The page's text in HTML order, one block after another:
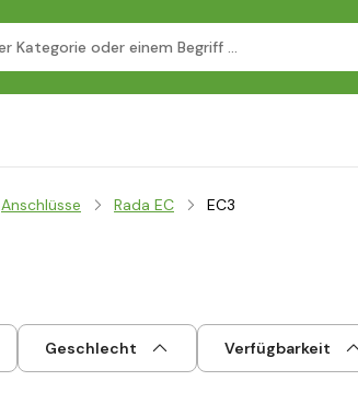
Anschlüsse Rada EC EC3
Geschlecht Verfügbarkeit